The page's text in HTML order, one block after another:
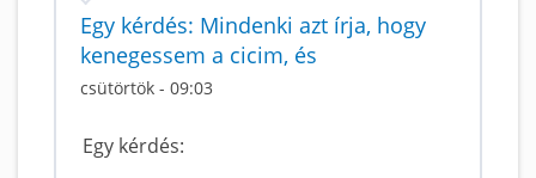
Egy kérdés: Mindenki azt írja, hogy
kenegessem a cicim, és
csütörtök - 09:03
Egy kérdés: